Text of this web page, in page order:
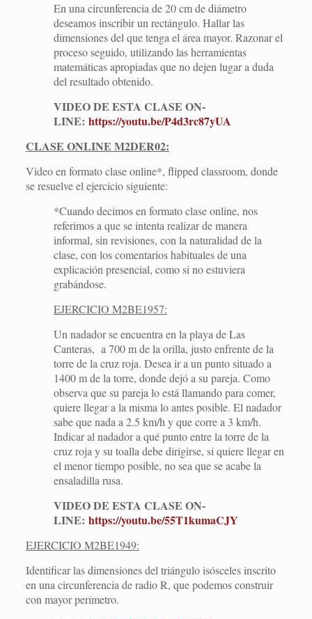
En una circunferencia de 20 cm de diámetro
deseamos inscribir un rectángulo. Hallar las
dimensiones del que tenga el área mayor. Razonar el
proceso seguido, utilizando las herramientas
matemáticas apropiadas que no dejen lugar a duda
del resultado obtenido.
VIDEO DE ESTA CLASE ON-
LINE: https://youtu.be/P4d3rc87yUA
CLASE ONLINE M2DER02:
Video en formato clase online*, flipped classroom, donde
se resuelve el ejercicio siguiente:
*Cuando decimos en formato clase online, nos
referimos a que se intenta realizar de manera
informal, sin revisiones, con la naturalidad de la
clase, con los comentarios habituales de una
explicación presencial, como si no estuviera
grabándose.
EJERCICIO M2BE1957:
Un nadador se encuentra en la playa de Las
Canteras, a 700 m de la orilla, justo enfrente de la
torre de la cruz roja. Desea ir a un punto situado a
1400 m de la torre, donde dejó a su pareja. Como
observa que su pareja lo está llamando para comer,
quiere llegar a la misma lo antes posible. El nadador
sabe que nada a 2.5 km/h y que corre a 3 km/h.
Indicar al nadador a qué punto entre la torre de la
cruz roja y su toalla debe dirigirse, si quiere llegar en
el menor tiempo posible, no sea que se acabe la
ensaladilla rusa.
VIDEO DE ESTA CLASE ON-
LINE: https://youtu.be/55T1kumaCJY
EJERCICIO M2BE1949:
Identificar las dimensiones del triángulo isósceles inscrito
en una circunferencia de radio R, que podemos construir
con mayor perímetro.